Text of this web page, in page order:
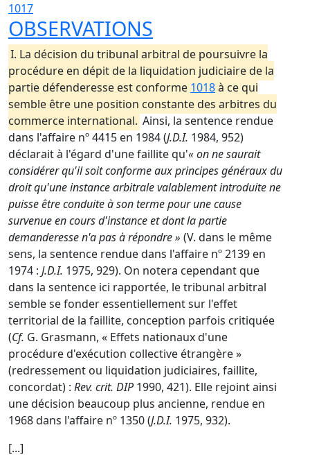
1017
OBSERVATIONS
I. La décision du tribunal arbitral de poursuivre la
procédure en dépit de la liquidation judiciaire de la
partie défenderesse est conforme 1018à ce qui
semble être une position constante des arbitres du
commerce international. Ainsi, la sentence rendue
dans l'affaire nº 4415 en 1984 (J.D.I. 1984, 952)
déclarait à l'égard d'une faillite qu'« on ne saurait
considérer qu'il soit conforme aux principes généraux du
droit qu'une instance arbitrale valablement introduite ne
puisse être conduite à son terme pour une cause
survenue en cours d'instance et dont la partie
demanderesse n'a pas à répondre » (V. dans le même
sens, la sentence rendue dans l'affaire nº 2139 en
1974 : J.D.I. 1975, 929). On notera cependant que
dans la sentence ici rapportée, le tribunal arbitral
semble se fonder essentiellement sur l'effet
territorial de la faillite, conception parfois critiquée
(Cf. G. Grasmann, « Effets nationaux d'une
procédure d'exécution collective étrangère »
(redressement ou liquidation judiciaires, faillite,
concordat) : Rev. crit. DIP 1990, 421). Elle rejoint ainsi
une décision beaucoup plus ancienne, rendue en
1968 dans l'affaire nº 1350 (J.D.I. 1975, 932).
[...]